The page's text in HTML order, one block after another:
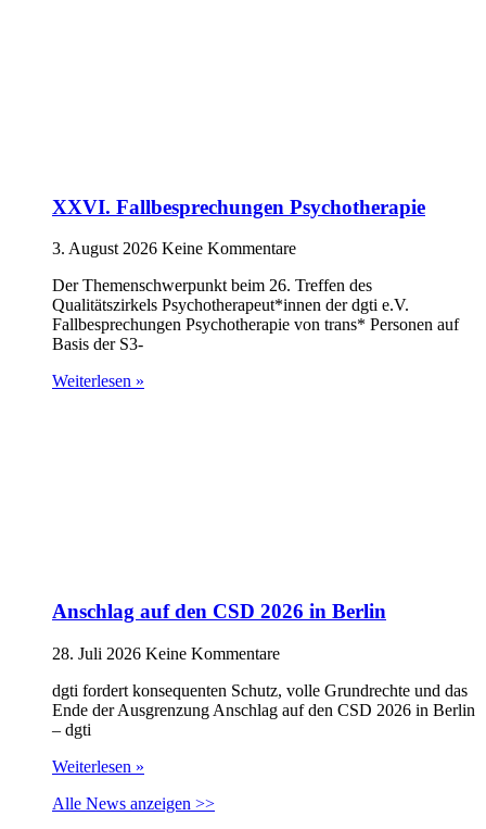
XXVI. Fallbesprechungen Psychotherapie
3. August 2026 Keine Kommentare
Der Themenschwerpunkt beim 26. Treffen des
Qualitätszirkels Psychotherapeut*innen der dgti e.V.
Fallbesprechungen Psychotherapie von trans* Personen auf
Basis der S3-
Weiterlesen »
Anschlag auf den CSD 2026 in Berlin
28. Juli 2026 Keine Kommentare
dgti fordert konsequenten Schutz, volle Grundrechte und das
Ende der Ausgrenzung Anschlag auf den CSD 2026 in Berlin
– dgti
Weiterlesen »
Alle News anzeigen >>